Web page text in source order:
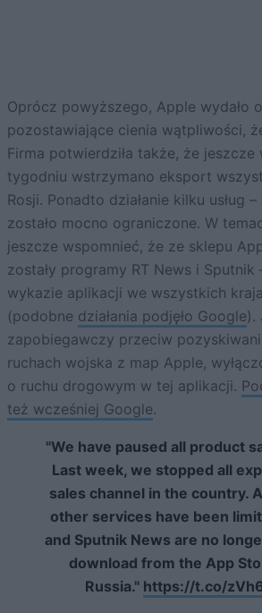
Oprócz powyższego, Apple wydało
pozostawiające cienia wątpliwości,
Firma potwierdziła także, że jeszcze
tygodniu wstrzymano eksport
Rosji. Ponadto działanie kilku usług
zostało mocno ograniczone. W
jeszcze wspomnieć, że ze sklepu
zostały programy RT News i Sputnik
wykazie aplikacji we wszystkich
(podobne działania podjęło Google).
zapobiegawczy przeciw
ruchach wojska z map Apple,
o ruchu drogowym w tej aplikacji.
też wcześniej Google.
"We have paused all product
Last week, we stopped all
sales channel in the country.
other services have been
and Sputnik News are no
download from the App
Russia." https://t.co/